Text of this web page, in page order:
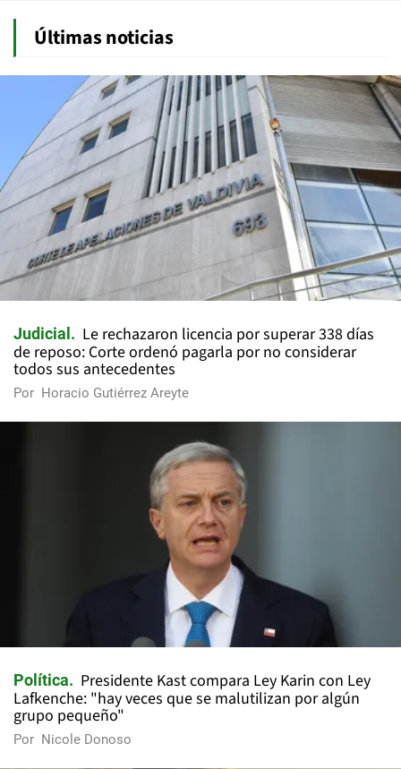
Últimas noticias
Judicial
Le rechazaron licencia por superar 338 días
de reposo: Corte ordenó pagarla por no considerar
todos sus antecedentes
Por Horacio Gutiérrez Areyte
Política
Presidente Kast compara Ley Karin con Ley
Lafkenche: "hay veces que se malutilizan por algún
grupo pequeño"
Por Nicole Donoso